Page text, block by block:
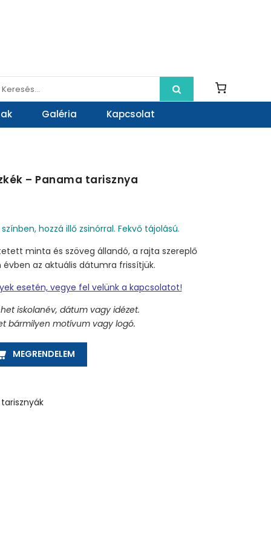
Galéria Kapcsolat
– Panama tarisznya
hozzá illő zsinórral. Fekvő tájolású.
minta és szöveg állandó, a rajta szereplő
az aktuális dátumra frissítjük.
esetén, vegye fel velünk a kapcsolatot!
iskolanév, dátum vagy idézet.
bármilyen motívum vagy logó.
- PANAMA TARISZNYA MENNYISÉG
MEGRENDELEM